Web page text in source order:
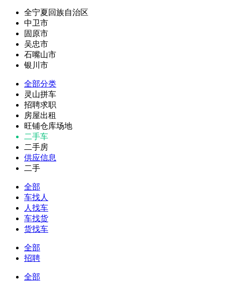
全宁夏回族自治区
中卫市
固原市
吴忠市
石嘴山市
银川市
全部分类
灵山拼车
招聘求职
房屋出租
旺铺仓库场地
二手车
二手房
供应信息
二手
全部
车找人
人找车
车找货
货找车
全部
招聘
全部